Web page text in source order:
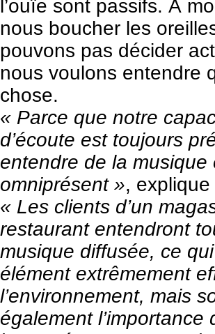
l’ouïe sont passifs. À
nous boucher les
pouvons pas décider
nous voulons entendre
chose.
« Parce que notre
d’écoute est toujours
entendre de la musique
omniprésent »,
« Les clients d’un
restaurant entendront
musique diffusée, ce
élément extrêmement
l’environnement, mais
également l’importance